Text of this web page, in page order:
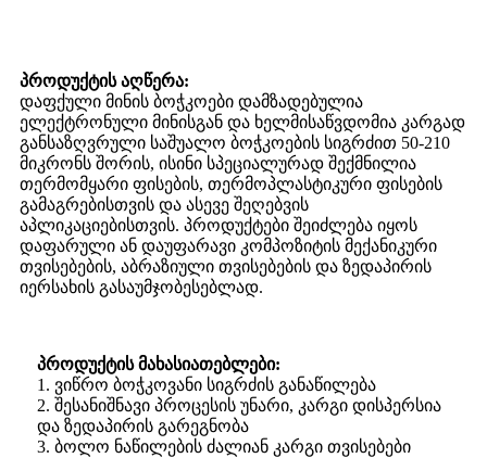
პროდუქტის აღწერა:
დაფქული მინის ბოჭკოები დამზადებულია
ელექტრონული მინისგან და ხელმისაწვდომია კარგად
განსაზღვრული საშუალო ბოჭკოების სიგრძით 50-210
მიკრონს შორის, ისინი სპეციალურად შექმნილია
თერმომყარი ფისების, თერმოპლასტიკური ფისების
გამაგრებისთვის და ასევე შეღებვის
აპლიკაციებისთვის. პროდუქტები შეიძლება იყოს
დაფარული ან დაუფარავი კომპოზიტის მექანიკური
თვისებების, აბრაზიული თვისებების და ზედაპირის
იერსახის გასაუმჯობესებლად.
პროდუქტის მახასიათებლები:
1. ვიწრო ბოჭკოვანი სიგრძის განაწილება
2. შესანიშნავი პროცესის უნარი, კარგი დისპერსია
და ზედაპირის გარეგნობა
3. ბოლო ნაწილების ძალიან კარგი თვისებები